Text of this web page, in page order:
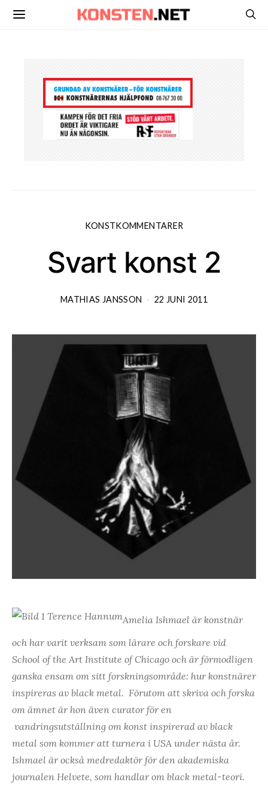
KONSTKOMMENTARER
Svart konst 2
MATHIAS JANSSON 22 JUNI 2011
Amelia Ishmael är konstnär
och har varit verksam som lärare och forskare vid
School of the Art Institute of Chicago och är förmodligen
ganska ensam om sitt forskningsområde: hur konstnärer
inspireras av black metal. Förutom att skriva och forska
om ämnet är hon även curator för en
vandringsutställning om konst inspirerad av black
metal som kommer att turnera i USA under nästa år.
Ishmael är också medredaktör för den akademiska
journalen Helvete, som handlar om black metal-teori.